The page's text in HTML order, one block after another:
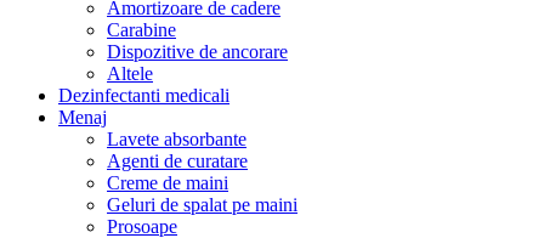
Amortizoare de cadere
Carabine
Dispozitive de ancorare
Altele
Dezinfectanti medicali
Menaj
Lavete absorbante
Agenti de curatare
Creme de maini
Geluri de spalat pe maini
Prosoape